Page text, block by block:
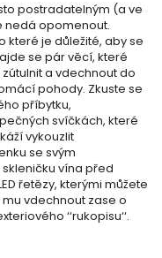
postradatelným (a ve
nedá opomenout.
které je důležité, aby se
se pár věcí, které
a vdechnout do
pohody. Zkuste se
příbytku,
svíčkách, které
vykouzlit
se svým
vína před
řetězy, kterými můžete
vdechnout zase o
‘‘rukopisu‘‘.